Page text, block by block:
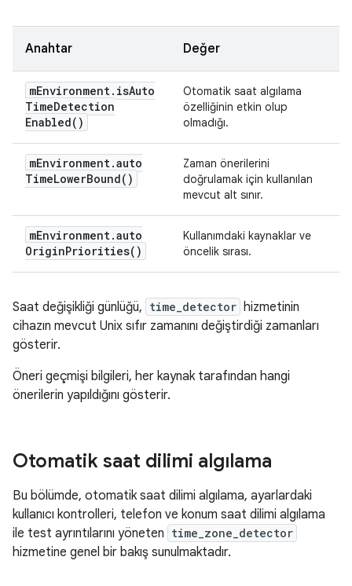
Anahtar Değer
mEnvironment. isAuto
TimeDetection
Enabled( )
Otomatik saat algılama
özelliğinin etkin olup
olmadığı.
mEnvironment.auto
TimeLowerBound( )
Zaman önerilerini
doğrulamak için kullanılan
mevcut alt sınır.
mEnvironment.auto
OriginPriorities( )
Kullanımdaki kaynaklar ve
öncelik sırası.
Saat değişikliği günlüğü, time_detector hizmetinin
cihazın mevcut Unix sıfır zamanını değiştirdiği zamanları
gösterir.
Öneri geçmişi bilgileri, her kaynak tarafından hangi
önerilerin yapıldığını gösterir.
Otomatik saat dilimi algılama
Bu bölümde, otomatik saat dilimi algılama, ayarlardaki
kullanıcı kontrolleri, telefon ve konum saat dilimi algılama
ile test ayrıntılarını yöneten time_zone_detector
hizmetine genel bir bakış sunulmaktadır.